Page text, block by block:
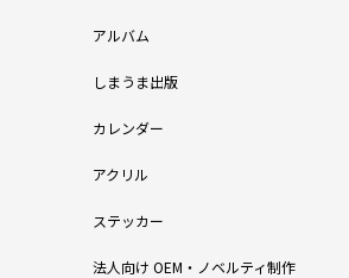
アルバム
しまうま出版
カレンダー
アクリル
ステッカー
法人向け OEM・ノベルティ制作